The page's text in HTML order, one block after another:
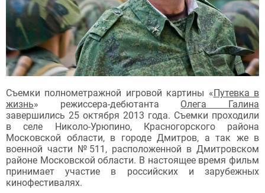
Съемки полнометражной игровой картины «Путевка в
жизнь» режиссера-дебютанта Олега Галина
завершились 25 октября 2013 года. Съемки проходили
в селе Николо-Урюпино, Красногорского района
Московской области, в городе Дмитров, а так же в
военной части №511, расположенной в Дмитровском
районе Московской области. В настоящее время фильм
принимает участие в российских и зарубежных
кинофестивалях.